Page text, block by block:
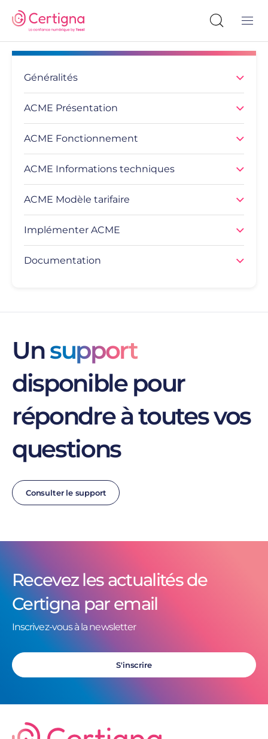
Généralités
ACME Présentation
ACME Fonctionnement
ACME Informations techniques
ACME Modèle tarifaire
Implémenter ACME
Documentation
Unsupport
disponible pour
répondre à toutes vos
questions
Consulter le support
Recevez les actualités de
Certigna par email
Inscrivez-vous à la newsletter
S'inscrire